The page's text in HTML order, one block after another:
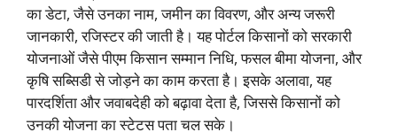
का डेटा, जैसे उनका नाम, जमीन का विवरण, और अन्य जरूरी
जानकारी, रजिस्टर की जाती है। यह पोर्टल किसानों को सरकारी
योजनाओं जैसे पीएम किसान सम्मान निधि, फसल बीमा योजना, और
कृषि सब्सिडी से जोड़ने का काम करता है। इसके अलावा, यह
पारदर्शिता और जवाबदेही को बढ़ावा देता है, जिससे किसानों को
उनकी योजना का स्टेटस पता चल सके।